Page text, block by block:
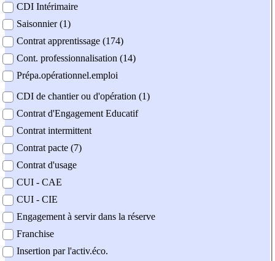
CDI Intérimaire
Saisonnier (1)
Contrat apprentissage (174)
Cont. professionnalisation (14)
Prépa.opérationnel.emploi
CDI de chantier ou d'opération (1)
Contrat d'Engagement Educatif
Contrat intermittent
Contrat pacte (7)
Contrat d'usage
CUI - CAE
CUI - CIE
Engagement à servir dans la réserve
Franchise
Insertion par l'activ.éco.